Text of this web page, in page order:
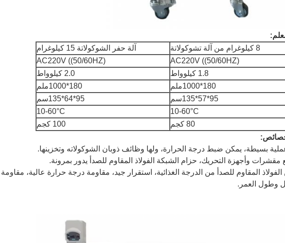
8 كيلوغرام من آلة تشوكولاتة
آلة حفر الشوكولاتة 15 كيلوغرام
AC220V ((50/60HZ)
AC220V ((50/60HZ)
1.8 كيلوواط
2.0 كيلوواط
180*1000ملم
180*1000ملم
95*57*135سم
95*64*135سم
10-60°C
10-60°C
80 كجم
100 كجم
بسيطة، يمكن ضبط درجة الحرارة، ولها وظائف ذوبان الشوكولاته وتخزينها.
المقاوم للصدأ من الدرجة الغذائية، استقرار جيد، مقاومة درجة حرارة عالية، مقاومة
وطول العمر.